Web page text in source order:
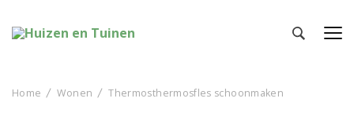
Home Wonen Thermosthermosfles schoonmaken